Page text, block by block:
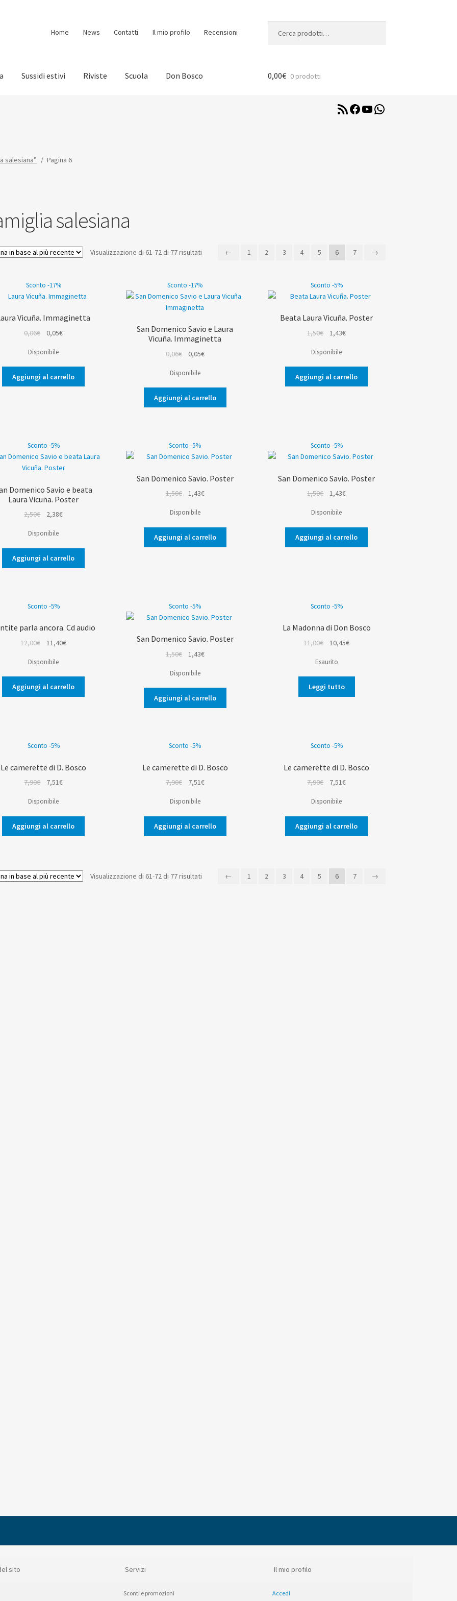
Home News Contatti Il mio profilo Recensioni
Sussidi estivi Riviste Scuola Don Bosco 0,00€ 0 prodotti
RSS Facebook
YouTube
salesiana” / Pagina 6
salesiana
Visualizzazione di 61-72 di 77 risultatiOrdina
al
più
recente
← 1 2 3 4 5 6 7 →
Sconto -17%
Vicuña. Immaginetta
0,06€
originale
era:
0,06€.
0,05€Il
è:
0,05€.
Disponibile
Aggiungi al carrello
Sconto -17%
San Domenico Savio e Laura
Vicuña. Immaginetta
0,06€
originale
era:
0,06€.
0,05€Il
è:
0,05€.
Disponibile
Aggiungi al carrello
Sconto -5%
Beata Laura Vicuña. Poster
1,50€
originale
era:
1,50€.
1,43€Il
è:
1,43€.
Disponibile
Aggiungi al carrello
Sconto -5%
Domenico Savio e beata
Laura Vicuña. Poster
2,50€
originale
era:
2,50€.
2,38€Il
è:
2,38€.
Disponibile
Aggiungi al carrello
Sconto -5%
San Domenico Savio. Poster
1,50€
originale
era:
1,50€.
1,43€Il
è:
1,43€.
Disponibile
Aggiungi al carrello
Sconto -5%
San Domenico Savio. Poster
1,50€
originale
era:
1,50€.
1,43€Il
è:
1,43€.
Disponibile
Aggiungi al carrello
Sconto -5%
parla ancora. Cd audio
12,00€
originale
era:
12,00€.
11,40€Il
è:
11,40€.
Disponibile
Aggiungi al carrello
Sconto -5%
San Domenico Savio. Poster
1,50€
originale
era:
1,50€.
1,43€Il
è:
1,43€.
Disponibile
Aggiungi al carrello
Sconto -5%
La Madonna di Don Bosco
11,00€
originale
era:
11,00€.
10,45€Il
è:
Esaurito
Leggi tutto
Sconto -5%
Le camerette di D. Bosco
7,90€
originale
era:
7,90€.
7,51€Il
è:
7,51€.
Disponibile
Aggiungi al carrello
Sconto -5%
Le camerette di D. Bosco
7,90€
originale
era:
7,90€.
7,51€Il
è:
7,51€.
Disponibile
Aggiungi al carrello
Sconto -5%
Le camerette di D. Bosco
7,90€
originale
era:
7,90€.
7,51€Il
è:
7,51€.
Disponibile
Aggiungi al carrello
Visualizzazione di 61-72 di 77 risultatiOrdina
← 1 2 3 4 5 6 7 →
sito Servizi Il mio profilo
Sconti e promozioni
Accedi